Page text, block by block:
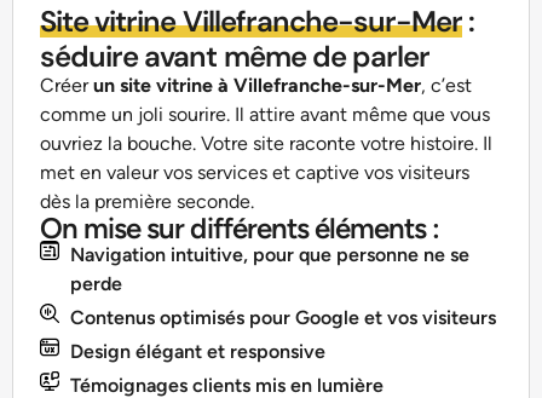
Site vitrine Villefranche-sur-Mer:
séduire avant même de parler
Créerun site vitrine à Villefranche-sur-Mer, c’est
comme un joli sourire. Il attire avant même que vous
ouvriez la bouche. Votre site raconte votre histoire. Il
met en valeur vos services et captive vos visiteurs
dès la première seconde.
On mise sur différents éléments :
Navigation intuitive, pour que personne ne se
perde
Contenus optimisés pour Google et vos visiteurs
Design élégant et responsive
Témoignages clients mis en lumière